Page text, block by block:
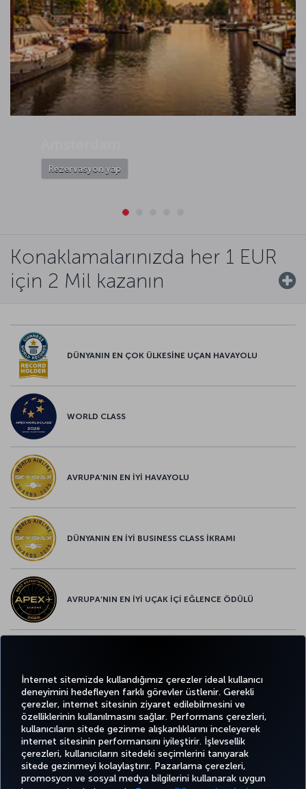
İnternet sitemizde kullandığımız çerezler ideal kullanıcı
deneyimini hedefleyen farklı görevler üstlenir. Gerekli
çerezler, internet sitesinin ziyaret edilebilmesini ve
özelliklerinin kullanılmasını sağlar. Performans çerezleri,
kullanıcıların sitede gezinme alışkanlıklarını inceleyerek
internet sitesinin performansını iyileştirir. İşlevsellik
çerezleri, kullanıcıların sitedeki seçimlerini tanıyarak
sitede gezinmeyi kolaylaştırır. Pazarlama çerezleri,
promosyon ve sosyal medya bilgilerini kullanarak uygun
Rezervasyon yap
Konaklamalarınızda her 1 EUR
için 2 Mil kazanın
DÜNYANIN EN ÇOK ÜLKESİNE UÇAN HAVAYOLU
WORLD CLASS
AVRUPA’NIN EN İYİ HAVAYOLU
DÜNYANIN EN İYİ BUSINESS CLASS İKRAMI
AVRUPA’NIN EN İYİ UÇAK İÇİ EĞLENCE ÖDÜLÜ
TwitterFacebook
Instagram
YoutubeLinkedIn
TiktokBlogPinterest
BİLET
AL VE
DENEYİM
FIRSATLAR
VE UÇUŞ
YARDIM MILES&SMILES